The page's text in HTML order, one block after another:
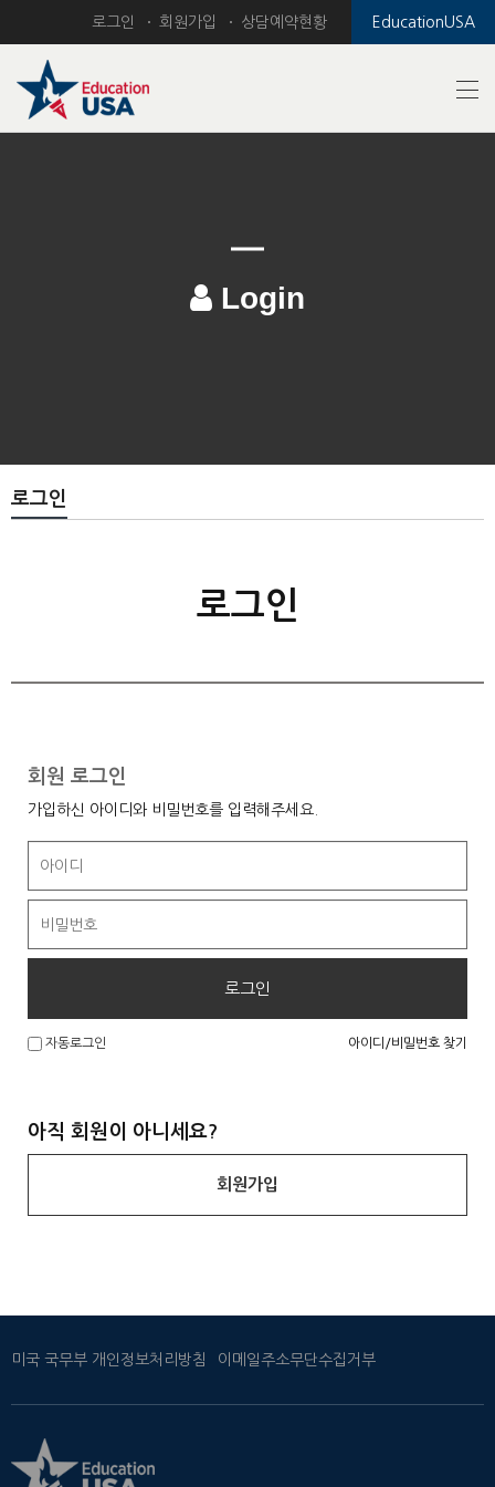
EducationUSA
로그인 회원가입 상담예약현황
Login
로그인
로그인
회원 로그인
가입하신 아이디와 비밀번호를 입력해주세요.
로그인
자동로그인 아이디/비밀번호 찾기
아직 회원이 아니세요?
회원가입
미국 국무부 개인정보처리방침 이메일주소무단수집거부